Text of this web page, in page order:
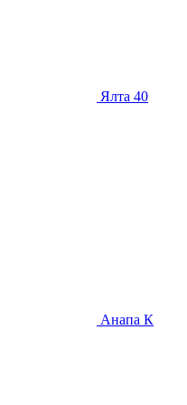
Ялта 40
Анапа К